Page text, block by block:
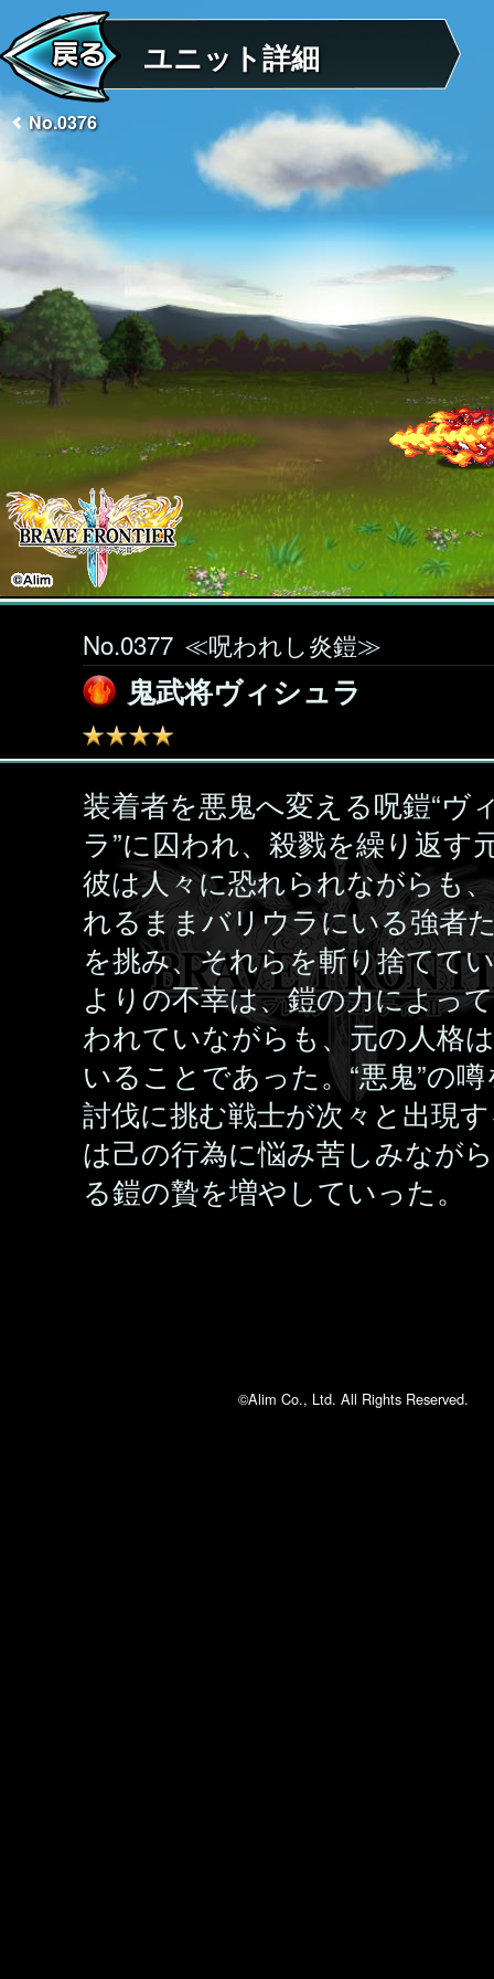
ユニット詳細
No.0376
No.0377 ≪呪われし炎鎧≫
鬼武将ヴィシュラ
装着者を悪鬼へ変える呪鎧“ヴ
ラ”に囚われ、殺戮を繰り返す
彼は人々に恐れられながらも
れるままバリウラにいる強者
を挑み、それらを斬り捨てて
よりの不幸は、鎧の力によっ
われていながらも、元の人格
いることであった。“悪鬼”の
討伐に挑む戦士が次々と出現
は己の行為に悩み苦しみなが
る鎧の贄を増やしていった。
©Alim Co., Ltd. All Rights Reserved.